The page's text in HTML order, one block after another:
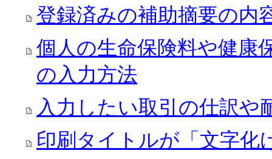
登録済みの補助摘要の内
個人の生命保険料や健康
の入力方法
入力したい取引の仕訳や
印刷タイトルが「文字化